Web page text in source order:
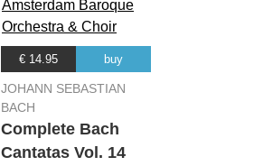
02:32
04:17
03:18
01:46
€ 14.95 buy
JOHANN SEBASTIAN
BACH
Complete Bach
Cantatas Vol. 14